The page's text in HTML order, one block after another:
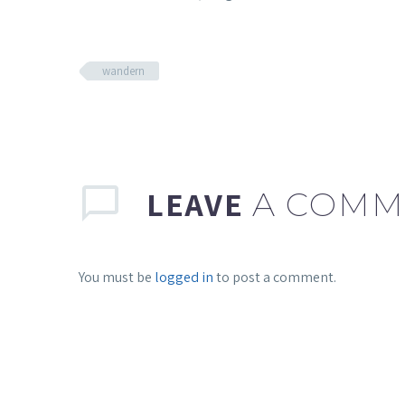
wandern
LEAVE A
You must be logged into post a comment.